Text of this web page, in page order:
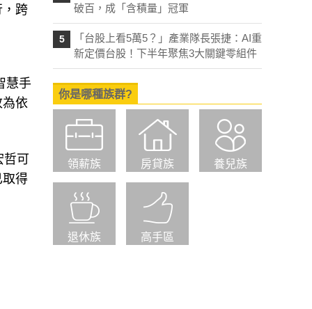
，跨
慧手
依
可
取得
破百，成「含積量」冠軍
5
「台股上看5萬5？」產業隊長張捷：AI重
新定價台股！下半年聚焦3大關鍵零組件
你是哪種族群?
領薪族 房貸族 養兒族
退休族 高手區